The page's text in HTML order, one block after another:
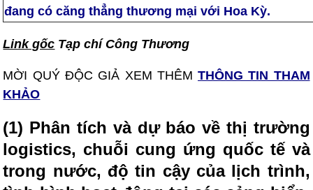
đang có căng thẳng thương mại với Hoa Kỳ.
Link gốc Tạp chí Công Thương
MỜI QUÝ ĐỘC GIẢ XEM THÊMTHÔNG TIN THAM
KHẢO
(1) Phân tích và dự báo về thị trường
logistics, chuỗi cung ứng quốc tế và
trong nước, độ tin cậy của lịch trình,